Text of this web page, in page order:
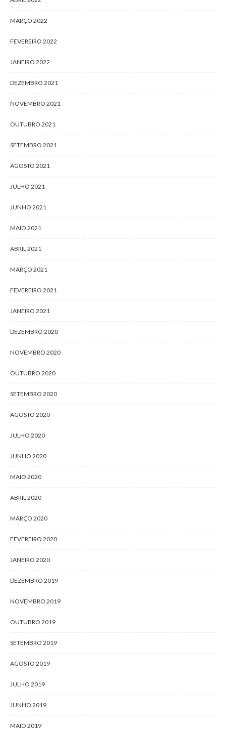
MARÇO 2022
FEVEREIRO 2022
JANEIRO 2022
DEZEMBRO 2021
NOVEMBRO 2021
OUTUBRO 2021
SETEMBRO 2021
AGOSTO 2021
JULHO 2021
JUNHO 2021
MAIO 2021
ABRIL 2021
MARÇO 2021
FEVEREIRO 2021
JANEIRO 2021
DEZEMBRO 2020
NOVEMBRO 2020
OUTUBRO 2020
SETEMBRO 2020
AGOSTO 2020
JULHO 2020
JUNHO 2020
MAIO 2020
ABRIL 2020
MARÇO 2020
FEVEREIRO 2020
JANEIRO 2020
DEZEMBRO 2019
NOVEMBRO 2019
OUTUBRO 2019
SETEMBRO 2019
AGOSTO 2019
JULHO 2019
JUNHO 2019
MAIO 2019